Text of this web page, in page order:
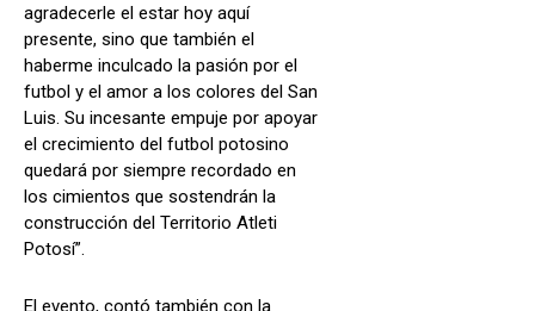
agradecerle el estar hoy aquí
presente, sino que también el
haberme inculcado la pasión por el
futbol y el amor a los colores del San
Luis. Su incesante empuje por apoyar
el crecimiento del futbol potosino
quedará por siempre recordado en
los cimientos que sostendrán la
construcción del Territorio Atleti
Potosí”.
El evento, contó también con la